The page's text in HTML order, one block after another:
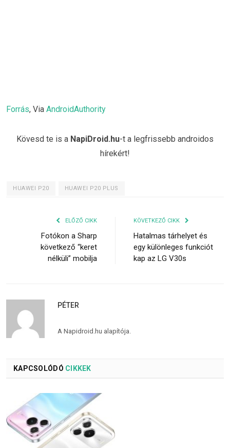
Forrás, Via AndroidAuthority
Kövesd te is a NapiDroid.hu-t a legfrissebb androidos
hírekért!
HUAWEI P20 HUAWEI P20 PLUS
ELŐZŐ CIKK
Fotókon a Sharp
következő “keret
nélküli” mobilja
KÖVETKEZŐ CIKK
Hatalmas tárhelyet és
egy különleges funkciót
kap az LG V30s
PÉTER
A Napidroid.hu alapítója.
KAPCSOLÓDÓ CIKKEK